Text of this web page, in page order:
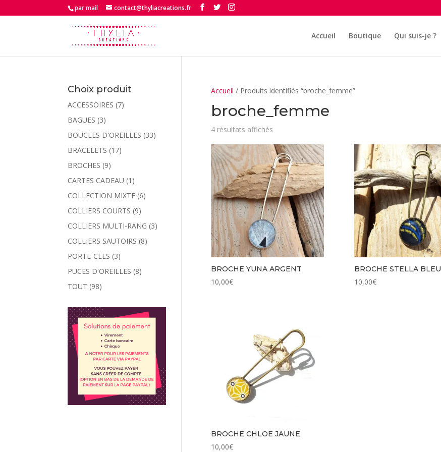
par mail contact@thyliacreations.fr
Accueil Boutique Qui suis-je ?
Accueil / Produits identifiés “broche_femme”
broche_femme
4 résultats affichésTrié
plus
récent
au
plus
ancien
BROCHE YUNA ARGENT
10,00€
BROCHE STELLA BLEU
10,00€
BROCHE CHLOE JAUNE
10,00€
Choix produit
ACCESSOIRES (7)
BAGUES (3)
BOUCLES D'OREILLES (33)
BRACELETS (17)
BROCHES (9)
CARTES CADEAU (1)
COLLECTION MIXTE (6)
COLLIERS COURTS (9)
COLLIERS MULTI-RANG (3)
COLLIERS SAUTOIRS (8)
PORTE-CLES (3)
PUCES D'OREILLES (8)
TOUT (98)